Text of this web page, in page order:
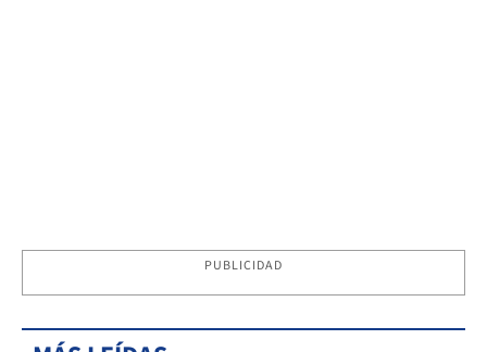
PUBLICIDAD